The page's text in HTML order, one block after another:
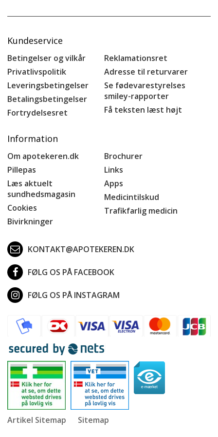
Kundeservice
Betingelser og vilkår
Privatlivspolitik
Leveringsbetingelser
Betalingsbetingelser
Fortrydelsesret
Reklamationsret
Adresse til returvarer
Se fødevarestyrelses
smiley-rapporter
Få teksten læst højt
Information
Om apotekeren.dk
Pillepas
Læs aktuelt
sundhedsmagasin
Cookies
Bivirkninger
Brochurer
Links
Apps
Medicintilskud
Trafikfarlig medicin
KONTAKT@APOTEKEREN.DK
FØLG OS PÅ FACEBOOK
FØLG OS PÅ INSTAGRAM
Artikel Sitemap Sitemap